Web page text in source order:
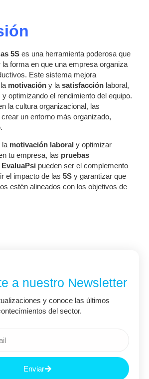
5S es una herramienta poderosa que
forma en que una empresa organiza
Este sistema mejora
motivación y la satisfacción laboral,
optimizando el rendimiento del equipo.
la cultura organizacional, las
un entorno más organizado,
la motivación laboral y optimizar
tu empresa, las pruebas
EvaluaPsi pueden ser el complemento
el impacto de las 5S y garantizar que
estén alineados con los objetivos de
a nuestro Newsletter
y conoce las últimos
del sector.
Enviar